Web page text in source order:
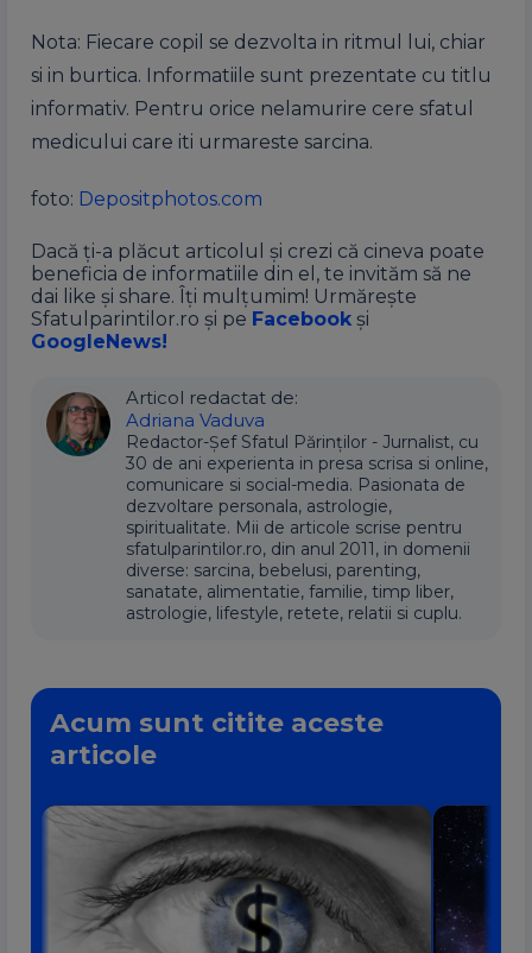
Nota: Fiecare copil se dezvolta in ritmul lui, chiar
si in burtica. Informatiile sunt prezentate cu titlu
informativ. Pentru orice nelamurire cere sfatul
medicului care iti urmareste sarcina.
foto: Depositphotos.com
Dacă ți-a plăcut articolul și crezi că cineva poate
beneficia de informatiile din el, te invităm să ne
dai like și share. Îți mulțumim! Urmărește
Sfatulparintilor.ro și pe Facebook și
GoogleNews!
Articol redactat de:
Adriana Vaduva
Redactor-Șef Sfatul Părinților - Jurnalist, cu
30 de ani experienta in presa scrisa si online,
comunicare si social-media. Pasionata de
dezvoltare personala, astrologie,
spiritualitate. Mii de articole scrise pentru
sfatulparintilor.ro, din anul 2011, in domenii
diverse: sarcina, bebelusi, parenting,
sanatate, alimentatie, familie, timp liber,
astrologie, lifestyle, retete, relatii si cuplu.
Acum sunt citite aceste
articole